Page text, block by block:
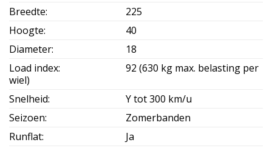
Breedte:
225
Hoogte:
40
Diameter:
18
Load index:
92 (630 kg max. belasting per
wiel)
Snelheid:
Y tot 300 km/u
Seizoen:
Zomerbanden
Runflat: Ja